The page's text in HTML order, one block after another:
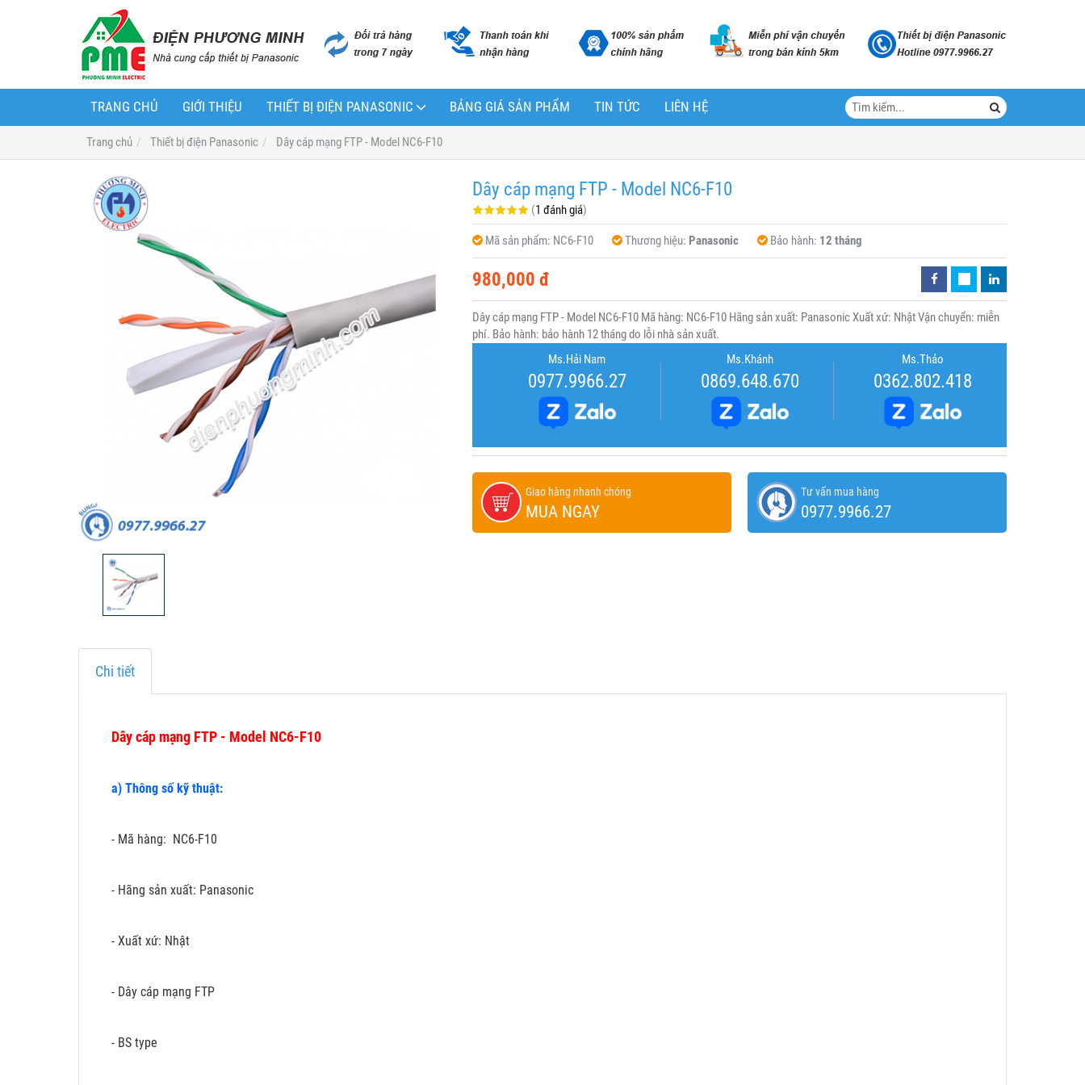
TRANG CHỦ GIỚI THIỆU THIẾT BỊ ĐIỆN PANASONIC BẢNG GIÁ SẢN PHẨM TIN TỨC LIÊN HỆ
Trang chủ Thiết bị điện Panasonic Dây cáp mạng FTP - Model NC6-F10
Dây cáp mạng FTP - Model NC6-F10
(1 đánh giá)
Mã sản phẩm: NC6-F10 Thương hiệu: Panasonic Bảo hành: 12 tháng
980,000 đ
Dây cáp mạng FTP - Model NC6-F10 Mã hàng: NC6-F10 Hãng sản xuất: Panasonic Xuất xứ: Nhật Vận chuyển: miễn
phí. Bảo hành: bảo hành 12 tháng do lỗi nhà sản xuất.
Ms.Hải Nam
0977.9966.27
Ms.Khánh
0869.648.670
Ms.Thảo
0362.802.418
Giao hàng nhanh chóng
MUA NGAY
Tư vấn mua hàng
0977.9966.27
Chi tiết
Dây cáp mạng FTP - Model NC6-F10
a) Thông số kỹ thuật:
- Mã hàng: NC6-F10
- Hãng sản xuất: Panasonic
- Xuất xứ: Nhật
- Dây cáp mạng FTP
- BS type